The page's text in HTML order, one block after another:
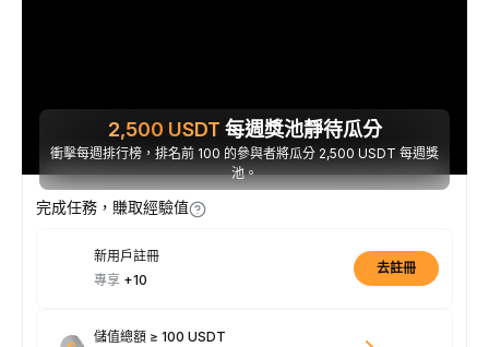
2,500 USDT 每週獎池靜待瓜分
衝擊每週排行榜，排名前 100 的參與者將瓜分 2,500 USDT 每週獎
池。
完成任務，賺取經驗值
新用戶註冊
專享 +10
去註冊
儲值總額 ≥ 100 USDT